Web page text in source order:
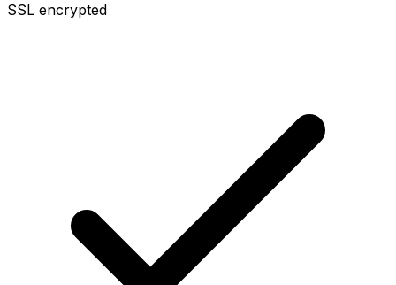
SSL encrypted